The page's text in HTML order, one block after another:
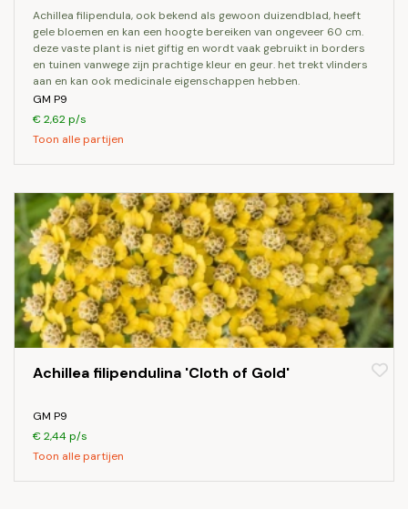
achillea filipendula, ook bekend als gewoon duizendblad, heeft
gele bloemen en kan een hoogte bereiken van ongeveer 60 cm.
deze vaste plant is niet giftig en wordt vaak gebruikt in borders
en tuinen vanwege zijn prachtige kleur en geur. het trekt vlinders
aan en kan ook medicinale eigenschappen hebben.
GM P9
€ 2,62 p/s
Toon alle partijen
Achillea filipendulina 'Cloth of Gold'
GM P9
€ 2,44 p/s
Toon alle partijen